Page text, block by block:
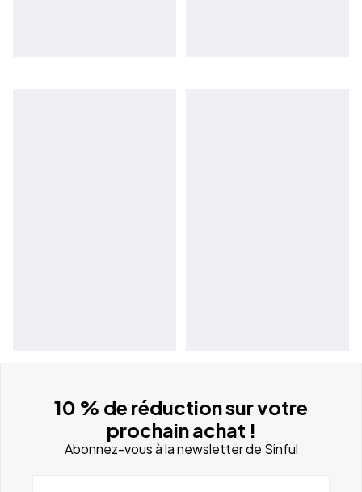
10 % de réduction sur votre
prochain achat !
Abonnez-vous à la newsletter de Sinful